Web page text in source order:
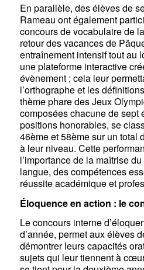
En parallèle, des élèves de
Rameau ont également
concours de vocabulaire de
retour des vacances de
entraînement intensif tout au
une plateforme interactive
évènement ; cela leur
l’orthographe et les
thème phare des Jeux
composées chacune de sept
positions honorables, se
46ème et 58ème sur un total
à leur niveau. Cette
l’importance de la maîtrise
langue, des compétences
réussite académique et
Éloquence en action : le
Le concours interne
d’année, permet aux élèves
démontrer leurs capacités
sujets qui leur tiennent à